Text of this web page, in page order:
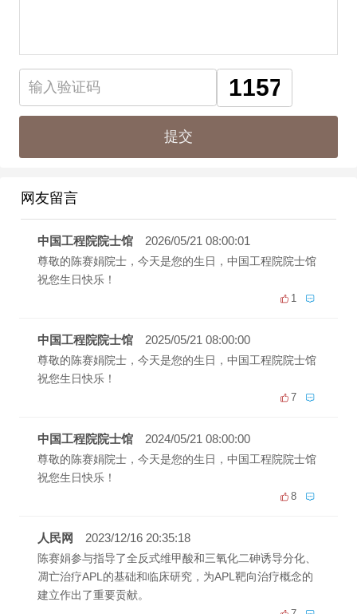
网友留言
中国工程院院士馆 2026/05/21 08:00:01
尊敬的陈赛娟院士，今天是您的生日，中国工程院院士馆
祝您生日快乐！
1
中国工程院院士馆 2025/05/21 08:00:00
尊敬的陈赛娟院士，今天是您的生日，中国工程院院士馆
祝您生日快乐！
7
中国工程院院士馆 2024/05/21 08:00:00
尊敬的陈赛娟院士，今天是您的生日，中国工程院院士馆
祝您生日快乐！
8
人民网 2023/12/16 20:35:18
陈赛娟参与指导了全反式维甲酸和三氧化二砷诱导分化、
凋亡治疗APL的基础和临床研究，为APL靶向治疗概念的
建立作出了重要贡献。